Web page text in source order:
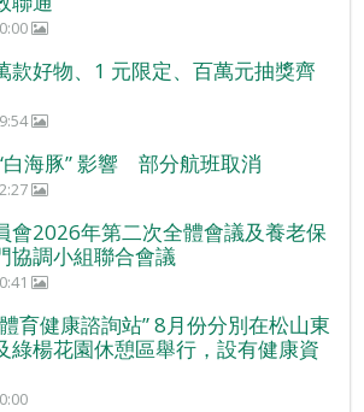
款好物、1 元限定、百萬元抽獎齊
白海豚” 影響 部分航班取消
會2026年第二次全體會議及養老保
協調小組聯合會議
育健康諮詢站” 8月份分別在松山東
綠楊花園休憩區舉行，設有健康資